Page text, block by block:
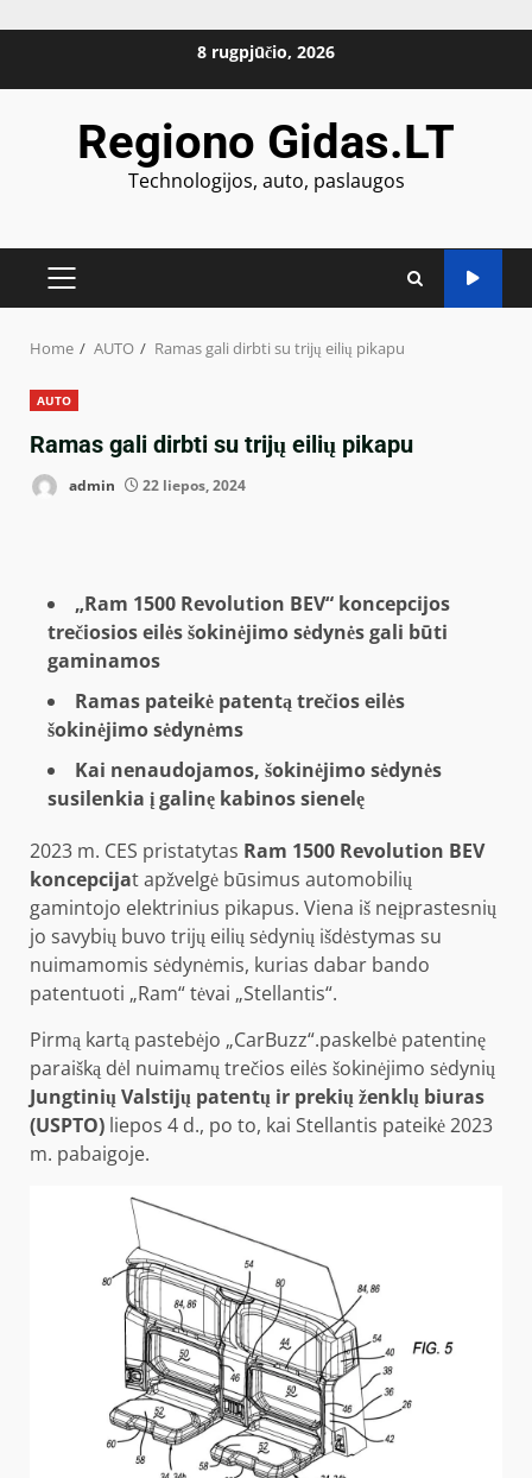
8 rugpjūčio, 2026
Regiono Gidas.LT
Technologijos, auto, paslaugos
PRIMARY
Home AUTO Ramas gali dirbti su trijų eilių pikapu
AUTO
Ramas gali dirbti su trijų eilių pikapu
admin 22 liepos, 2024
„Ram 1500 Revolution BEV“ koncepcijos
trečiosios eilės šokinėjimo sėdynės gali būti
gaminamos
Ramas pateikė patentą trečios eilės
šokinėjimo sėdynėms
Kai nenaudojamos, šokinėjimo sėdynės
susilenkia į galinę kabinos sienelę
2023 m. CES pristatytas Ram 1500 Revolution BEV
koncepcijatapžvelgė būsimus automobilių
gamintojo elektrinius pikapus. Viena iš neįprastesnių
jo savybių buvo trijų eilių sėdynių išdėstymas su
nuimamomis sėdynėmis, kurias dabar bando
patentuoti „Ram“ tėvai „Stellantis“.
Pirmą kartą pastebėjo „CarBuzz“.paskelbė patentinę
paraišką dėl nuimamų trečios eilės šokinėjimo sėdynių
Jungtinių Valstijų patentų ir prekių ženklų biuras
(USPTO) liepos 4 d., po to, kai Stellantis pateikė 2023
m. pabaigoje.